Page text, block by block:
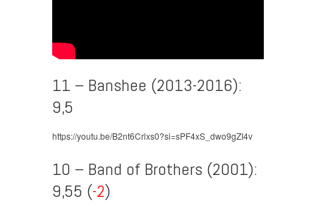
11 – Banshee (2013-2016):
9,5
https://youtu.be/B2nt6Crlxs0?si=sPF4xS_dwo9gZI4v
10 – Band of Brothers (2001):
9,55 (-2)